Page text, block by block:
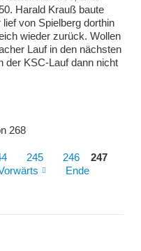
Harald Krauß baute
von Spielberg dorthin
wieder zurück. Wollen
Lauf in den nächsten
der KSC-Lauf dann nicht
268
245 246
247
Ende